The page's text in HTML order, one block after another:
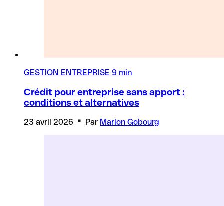
GESTION ENTREPRISE 9 min
Crédit pour entreprise sans apport :
conditions et alternatives
23 avril 2026 Par Marion Gobourg